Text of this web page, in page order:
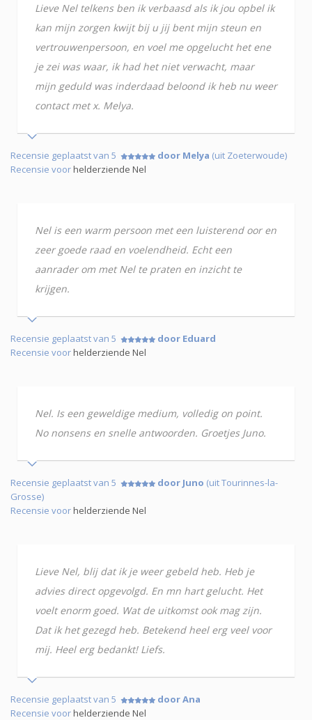
Lieve Nel telkens ben ik verbaasd als ik jou opbel ik
kan mijn zorgen kwijt bij u jij bent mijn steun en
vertrouwenpersoon, en voel me opgelucht het ene
je zei was waar, ik had het niet verwacht, maar
mijn geduld was inderdaad beloond ik heb nu weer
contact met x. Melya.
Recensie geplaatst van 5 door Melya (uit Zoeterwoude)
Recensie voorhelderziende Nel
Nel is een warm persoon met een luisterend oor en
zeer goede raad en voelendheid. Echt een
aanrader om met Nel te praten en inzicht te
krijgen.
Recensie geplaatst van 5
door Eduard
Recensie voorhelderziende Nel
Nel. Is een geweldige medium, volledig on point.
No nonsens en snelle antwoorden. Groetjes Juno.
Recensie geplaatst van 5 door Juno (uit Tourinnes-la-
Grosse)
Recensie voorhelderziende Nel
Lieve Nel, blij dat ik je weer gebeld heb. Heb je
advies direct opgevolgd. En mn hart gelucht. Het
voelt enorm goed. Wat de uitkomst ook mag zijn.
Dat ik het gezegd heb. Betekend heel erg veel voor
mij. Heel erg bedankt! Liefs.
Recensie geplaatst van 5
door Ana
Recensie voorhelderziende Nel